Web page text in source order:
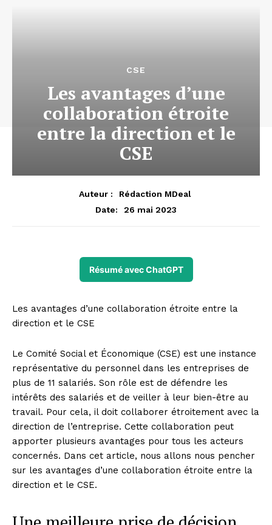
CSE
Les avantages d’une
collaboration étroite
entre la direction et le
CSE
Auteur :
Rédaction MDeal
Date:
26 mai 2023
Résumé avec ChatGPT
Les avantages d’une collaboration étroite entre la
direction et le CSE
Le Comité Social et Économique (CSE) est une instance
représentative du personnel dans les entreprises de
plus de 11 salariés. Son rôle est de défendre les
intérêts des salariés et de veiller à leur bien-être au
travail. Pour cela, il doit collaborer étroitement avec la
direction de l’entreprise. Cette collaboration peut
apporter plusieurs avantages pour tous les acteurs
concernés. Dans cet article, nous allons nous pencher
sur les avantages d’une collaboration étroite entre la
direction et le CSE.